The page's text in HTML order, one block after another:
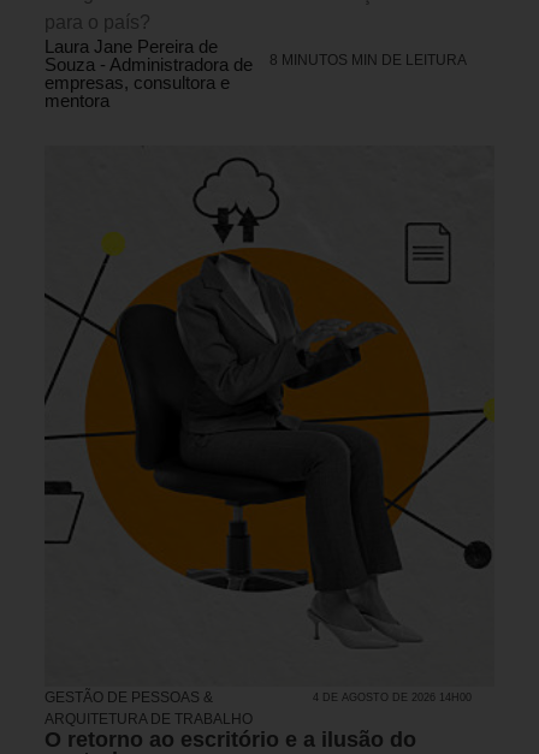
para o país?
Laura Jane Pereira de
Souza - Administradora de
empresas, consultora e
mentora
8 MINUTOS MIN DE LEITURA
GESTÃO DE PESSOAS &
ARQUITETURA DE TRABALHO
4 DE AGOSTO DE 2026 14H00
O retorno ao escritório e a ilusão do